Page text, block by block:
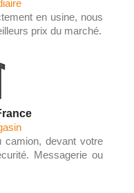
en usine, nous
prix du marché.
camion, devant votre
Messagerie ou